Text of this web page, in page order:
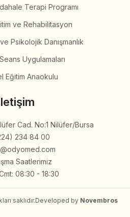
Terapi Programı
ve Rehabilitasyon
Psikolojik Danışmanlık
Uygulamaları
Eğitim Anaokulu
Cad. No:1 Nilüfer/Bursa
234 84 00
Saatlerimiz
08:30 - 18:30
saklıdır.Developed by Novembros